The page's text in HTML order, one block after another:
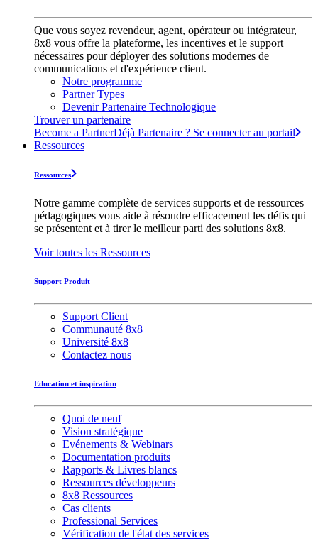
Que vous soyez revendeur, agent, opérateur ou intégrateur,
8x8 vous offre la plateforme, les incentives et le support
nécessaires pour déployer des solutions modernes de
communications et d'expérience client.
Notre programme
Partner Types
Devenir Partenaire Technologique
Trouver un partenaire
Become a PartnerDéjà Partenaire ? Se connecter au portail
Ressources
Ressources
Notre gamme complète de services supports et de ressources
pédagogiques vous aide à résoudre efficacement les défis qui
se présentent et à tirer le meilleur parti des solutions 8x8.
Voir toutes les Ressources
Support Produit
Support Client
Communauté 8x8
Université 8x8
Contactez nous
Education et inspiration
Quoi de neuf
Vision stratégique
Evénements & Webinars
Documentation produits
Rapports & Livres blancs
Ressources développeurs
8x8 Ressources
Cas clients
Professional Services
Vérification de l'état des services